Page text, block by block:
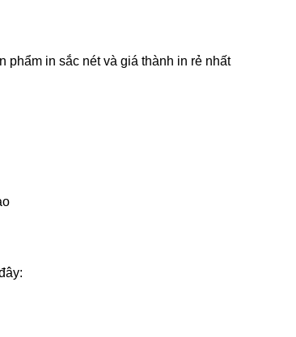
in sắc nét và giá thành in rẻ nhất